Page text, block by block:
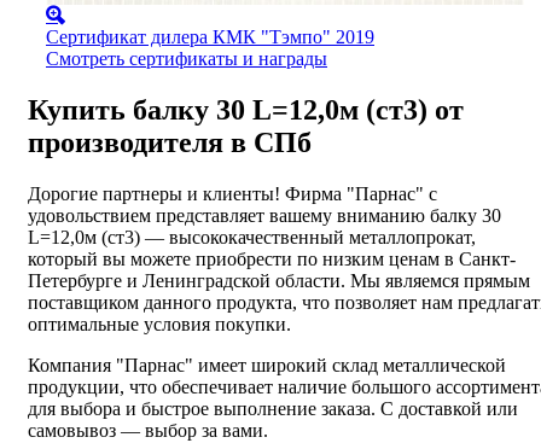
Сертификат дилера КМК "Тэмпо" 2019
Смотреть сертификаты и награды
Купить балку 30 L=12,0м (ст3) от
производителя в СПб
Дорогие партнеры и клиенты! Фирма "Парнас" с
удовольствием представляет вашему вниманию балку 30
L=12,0м (ст3) — высококачественный металлопрокат,
который вы можете приобрести по низким ценам в Санкт-
Петербурге и Ленинградской области. Мы являемся прямым
поставщиком данного продукта, что позволяет нам
оптимальные условия покупки.
Компания "Парнас" имеет широкий склад металлической
продукции, что обеспечивает наличие большого
для выбора и быстрое выполнение заказа. С доставкой или
самовывоз — выбор за вами.